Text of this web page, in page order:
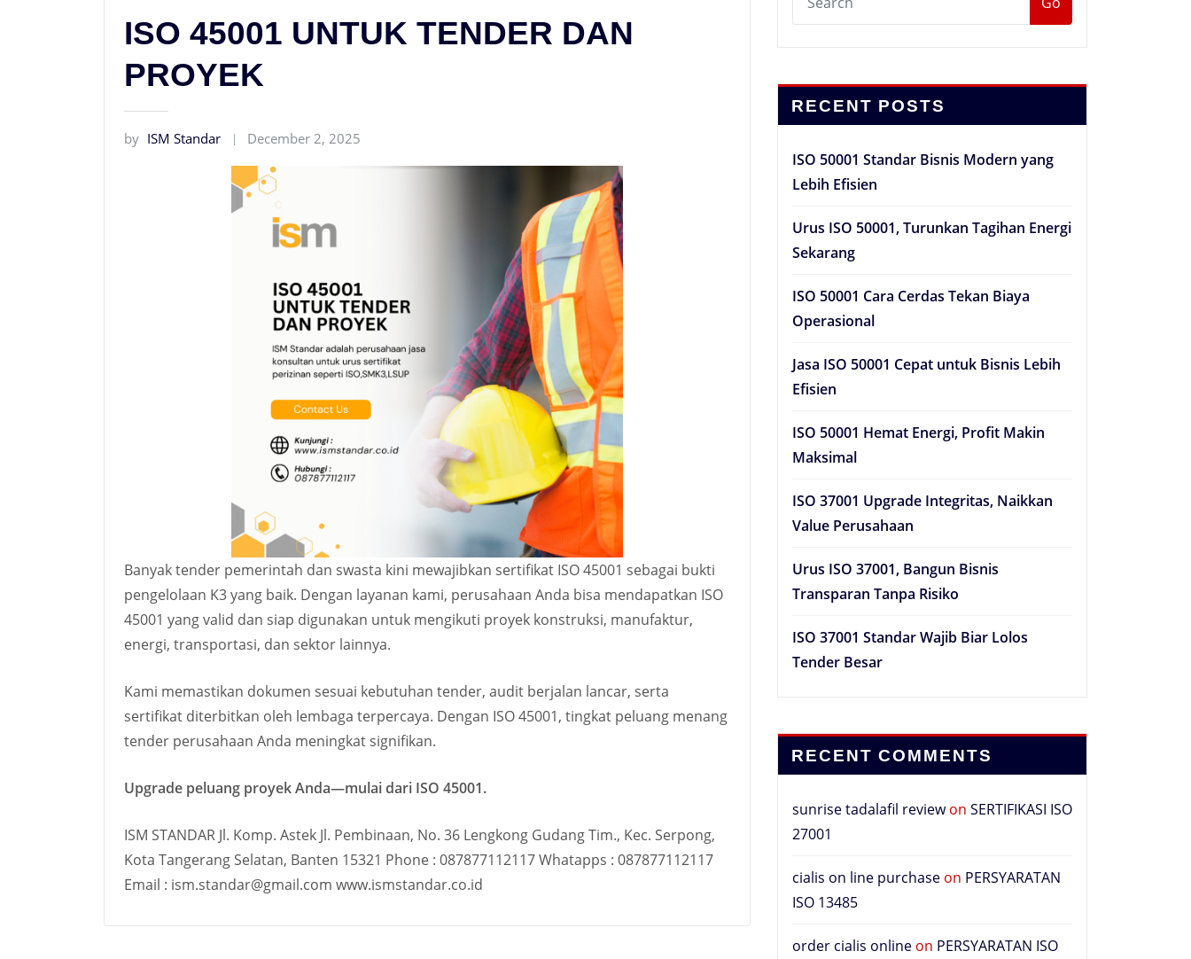
ISO 45001 UNTUK TENDER DAN
PROYEK
by ISM Standar December 2, 2025
Banyak tender pemerintah dan swasta kini mewajibkan sertifikat ISO 45001 sebagai bukti
pengelolaan K3 yang baik. Dengan layanan kami, perusahaan Anda bisa mendapatkan ISO
45001 yang valid dan siap digunakan untuk mengikuti proyek konstruksi, manufaktur,
energi, transportasi, dan sektor lainnya.
Kami memastikan dokumen sesuai kebutuhan tender, audit berjalan lancar, serta
sertifikat diterbitkan oleh lembaga terpercaya. Dengan ISO 45001, tingkat peluang menang
tender perusahaan Anda meningkat signifikan.
Upgrade peluang proyek Anda—mulai dari ISO 45001.
ISM STANDAR Jl. Komp. Astek Jl. Pembinaan, No. 36 Lengkong Gudang Tim., Kec. Serpong,
Kota Tangerang Selatan, Banten 15321 Phone : 087877112117 Whatapps : 087877112117
Email : ism.standar@gmail.com www.ismstandar.co.id
RECENT POSTS
ISO 50001 Standar Bisnis Modern yang
Lebih Efisien
Urus ISO 50001, Turunkan Tagihan Energi
Sekarang
ISO 50001 Cara Cerdas Tekan Biaya
Operasional
Jasa ISO 50001 Cepat untuk Bisnis Lebih
Efisien
ISO 50001 Hemat Energi, Profit Makin
Maksimal
ISO 37001 Upgrade Integritas, Naikkan
Value Perusahaan
Urus ISO 37001, Bangun Bisnis
Transparan Tanpa Risiko
ISO 37001 Standar Wajib Biar Lolos
Tender Besar
RECENT COMMENTS
sunrise tadalafil reviewon SERTIFIKASI ISO
27001
cialis on line purchase on PERSYARATAN
ISO 13485
order cialis online on PERSYARATAN ISO